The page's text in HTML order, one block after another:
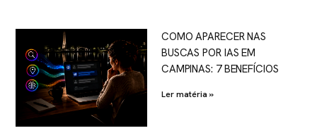
COMO APARECER NAS
BUSCAS POR IAS EM
CAMPINAS: 7 BENEFÍCIOS
Ler matéria »